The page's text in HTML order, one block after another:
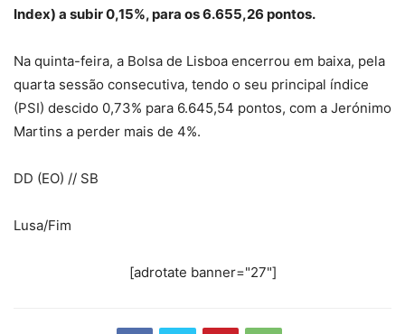
Index) a subir 0,15%, para os 6.655,26 pontos.
Na quinta-feira, a Bolsa de Lisboa encerrou em baixa, pela
quarta sessão consecutiva, tendo o seu principal índice
(PSI) descido 0,73% para 6.645,54 pontos, com a Jerónimo
Martins a perder mais de 4%.
DD (EO) // SB
Lusa/Fim
[adrotate banner="27"]